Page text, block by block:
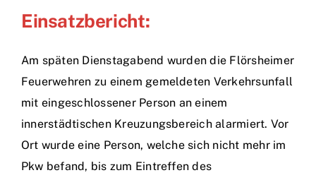
Einsatzbericht:
Am späten Dienstagabend wurden die Flörsheimer
Feuerwehren zu einem gemeldeten Verkehrsunfall
mit eingeschlossener Person an einem
innerstädtischen Kreuzungsbereich alarmiert. Vor
Ort wurde eine Person, welche sich nicht mehr im
Pkw befand, bis zum Eintreffen des